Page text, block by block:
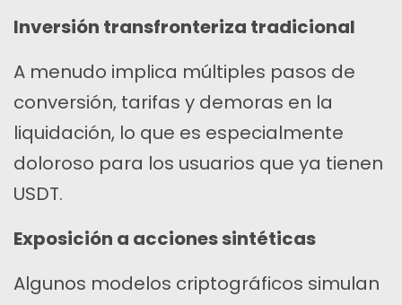
Inversión transfronteriza tradicional
A menudo implica múltiples pasos de
conversión, tarifas y demoras en la
liquidación, lo que es especialmente
doloroso para los usuarios que ya tienen
USDT.
Exposición a acciones sintéticas
Algunos modelos criptográficos simulan